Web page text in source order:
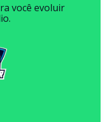
você evoluir